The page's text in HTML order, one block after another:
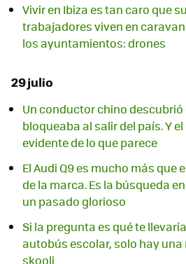
Vivir en Ibiza es tan caro que
trabajadores viven en
los ayuntamientos: drones
29 julio
Un conductor chino descubrió
bloqueaba al salir del país. Y
evidente de lo que parece
El Audi Q9 es mucho más que
de la marca. Es la búsqueda
un pasado glorioso
Si la pregunta es qué te
autobús escolar, solo hay
skooli